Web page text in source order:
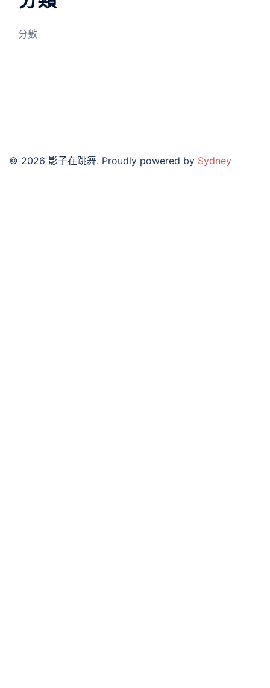
分數
© 2026 影子在跳舞. Proudly powered by Sydney